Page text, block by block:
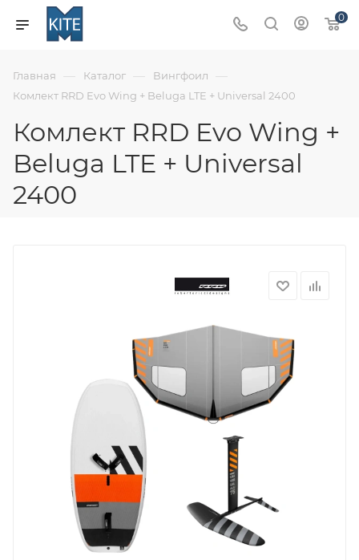
0
Главная — Каталог — Вингфоил —
Комлект RRD Evo Wing + Beluga LTE + Universal 2400
Комлект RRD Evo Wing +
Beluga LTE + Universal
2400